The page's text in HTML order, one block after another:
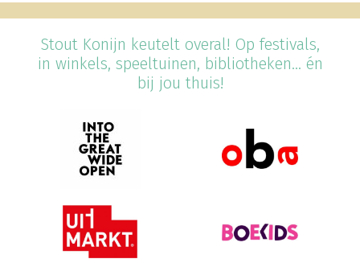
Stout Konijn keutelt overal! Op festivals,
in winkels, speeltuinen, bibliotheken... én
bij jou thuis!